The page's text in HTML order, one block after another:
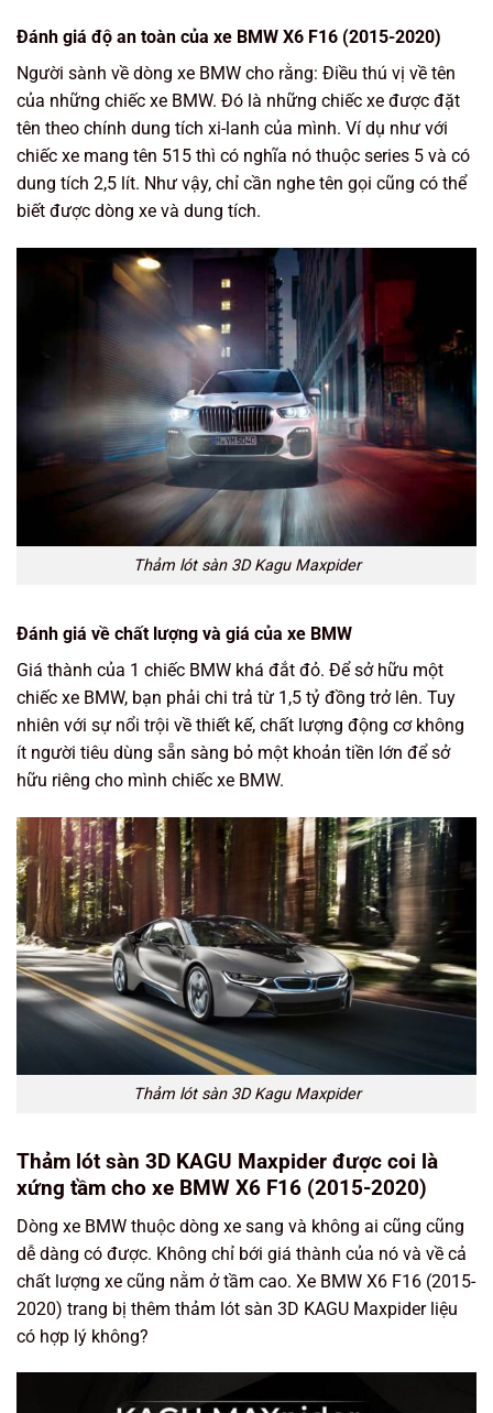
Đánh giá độ an toàn của xe BMW X6 F16 (2015-2020)
Người sành về dòng xe BMW cho rằng: Điều thú vị về tên
của những chiếc xe BMW. Đó là những chiếc xe được đặt
tên theo chính dung tích xi-lanh của mình. Ví dụ như với
chiếc xe mang tên 515 thì có nghĩa nó thuộc series 5 và có
dung tích 2,5 lít. Như vậy, chỉ cần nghe tên gọi cũng có thể
biết được dòng xe và dung tích.
Thảm lót sàn 3D Kagu Maxpider
Đánh giá về chất lượng và giá của xe BMW
Giá thành của 1 chiếc BMW khá đắt đỏ. Để sở hữu một
chiếc xe BMW, bạn phải chi trả từ 1,5 tỷ đồng trở lên. Tuy
nhiên với sự nổi trội về thiết kế, chất lượng động cơ không
ít người tiêu dùng sẵn sàng bỏ một khoản tiền lớn để sở
hữu riêng cho mình chiếc xe BMW.
Thảm lót sàn 3D Kagu Maxpider
Thảm lót sàn 3D KAGU Maxpider được coi là
xứng tầm cho xe BMW X6 F16 (2015-2020)
Dòng xe BMW thuộc dòng xe sang và không ai cũng cũng
dễ dàng có được. Không chỉ bới giá thành của nó và về cả
chất lượng xe cũng nằm ở tầm cao. Xe BMW X6 F16 (2015-
2020) trang bị thêm thảm lót sàn 3D KAGU Maxpider liệu
có hợp lý không?